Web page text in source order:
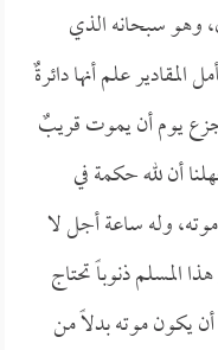
وهو سبحانه الذي
المقادير علم أنها دائرةٌ
نجزع يوم أن يموت قريبٌ
أن لله حكمة في
وله ساعة أجل لا
المسلم ذنوباً تحتاج
أن يكون موته بدلاً من